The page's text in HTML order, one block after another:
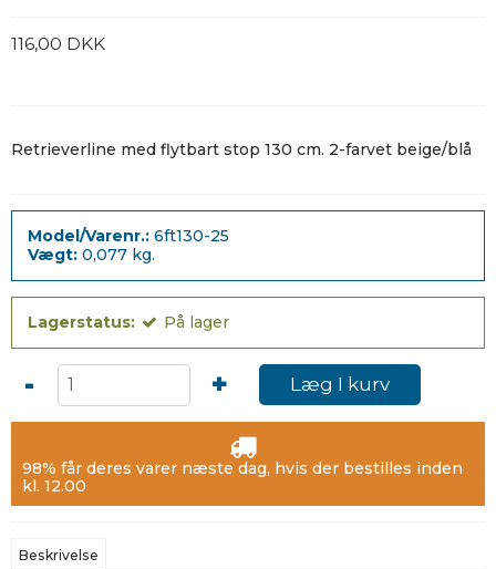
116,00 DKK
Retrieverline med flytbart stop 130 cm. 2-farvet beige/blå
Model/Varenr.: 6ft130-25
Vægt: 0,077 kg.
Lagerstatus: På lager
- + Læg I kurv
98% får deres varer næste dag, hvis der bestilles inden
kl. 12.00
Beskrivelse